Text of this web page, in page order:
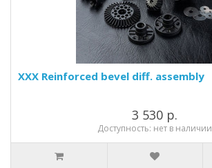
XXX Reinforced bevel diff. assembly
3 530 р.
Доступность: нет в наличии